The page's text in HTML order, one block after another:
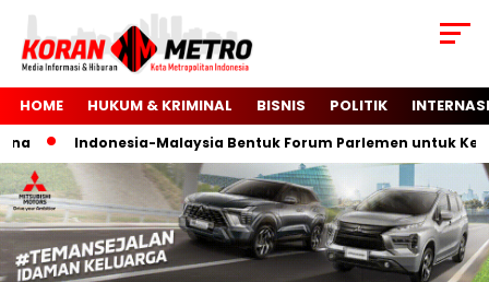
HOME HUKUM & KRIMINAL BISNIS POLITIK
Indonesia-Malaysia Bentuk Forum Parlemen untuk